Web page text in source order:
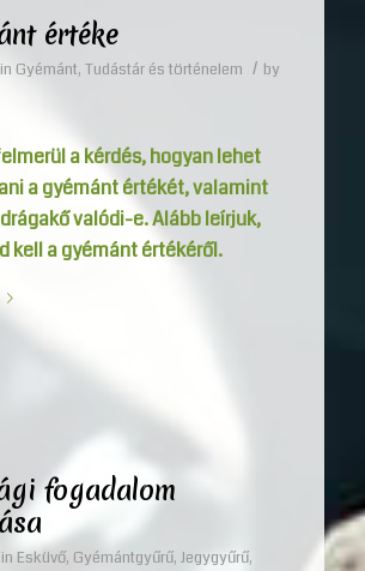
értéke
in Gyémánt, Tudástár és történelem / by
a kérdés, hogyan lehet
a gyémánt értékét, valamint
valódi-e. Alább leírjuk,
kell a gyémánt értékéről.
fogadalom
in Esküvő, Gyémántgyűrű, Jegygyűrű,